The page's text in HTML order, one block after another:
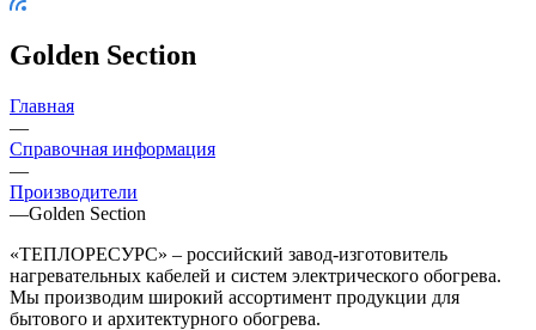
Golden Section
Главная
—
Справочная информация
—
Производители
—Golden Section
«ТЕПЛОРЕСУРС» – российский завод-изготовитель
нагревательных кабелей и систем электрического обогрева.
Мы производим широкий ассортимент продукции для
бытового и архитектурного обогрева.